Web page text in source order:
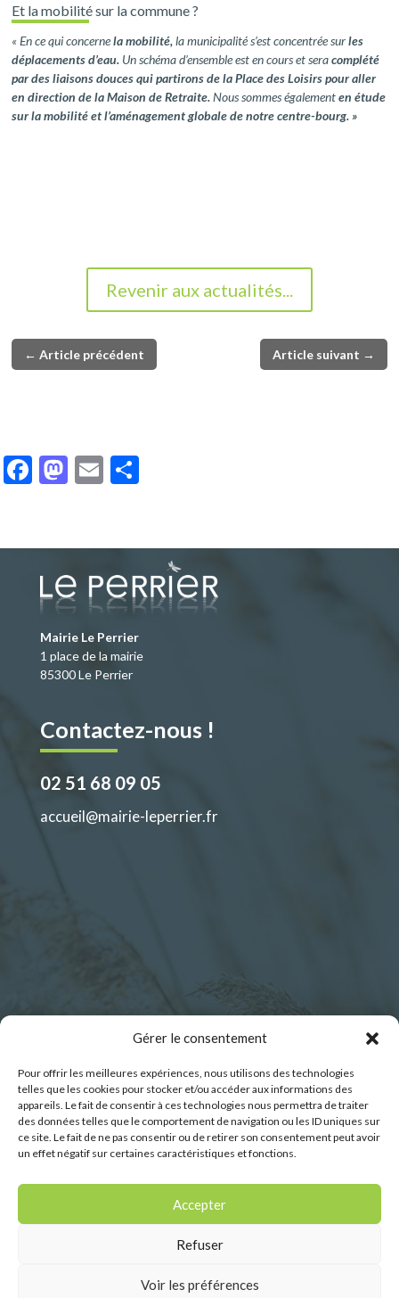
Gérer le consentement
Pour offrir les meilleures expériences, nous utilisons des technologies
telles que les cookies pour stocker et/ou accéder aux informations des
appareils. Le fait de consentir à ces technologies nous permettra de traiter
des données telles que le comportement de navigation ou les ID uniques sur
ce site. Le fait de ne pas consentir ou de retirer son consentement peut avoir
un effet négatif sur certaines caractéristiques et fonctions.
Accepter
Refuser
Voir les préférences
Et la mobilité sur la commune ?
« En ce qui concernela mobilité,la municipalité s’est concentrée surles
déplacements d’eau. Un schéma d’ensemble est en cours et seracomplété
par des liaisons douces qui partirons de la Place des Loisirs pour aller
en direction de la Maison de Retraite.Nous sommes égalementen étude
sur la mobilité et l’aménagement globale de notre centre-bourg. »
Revenir aux actualités...
←Article précédent Article suivant →
F
b
o
o
k
M
d
o
n
E
l
g
er
Mairie Le Perrier
1 place de la mairie
85300 Le Perrier
Contactez-nous !
02 51 68 09 05
accueil@mairie-leperrier.fr
Horaires d’ouverture :
Lundi : 9h00 – 12h30
Mardi : 9h00 – 12h30
Mercredi : 9h00 – 12h30
Jeudi : 9h00 – 12h30
Samedi : 9h00-11h45
Conception du site internet :Vingt Mille Lieues -